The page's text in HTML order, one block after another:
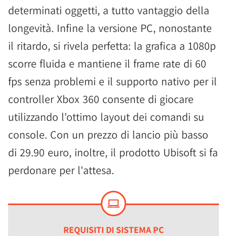
determinati oggetti, a tutto vantaggio della
longevità. Infine la versione PC, nonostante
il ritardo, si rivela perfetta: la grafica a 1080p
scorre fluida e mantiene il frame rate di 60
fps senza problemi e il supporto nativo per il
controller Xbox 360 consente di giocare
utilizzando l'ottimo layout dei comandi su
console. Con un prezzo di lancio più basso
di 29.90 euro, inoltre, il prodotto Ubisoft si fa
perdonare per l'attesa.
REQUISITI DI SISTEMA PC